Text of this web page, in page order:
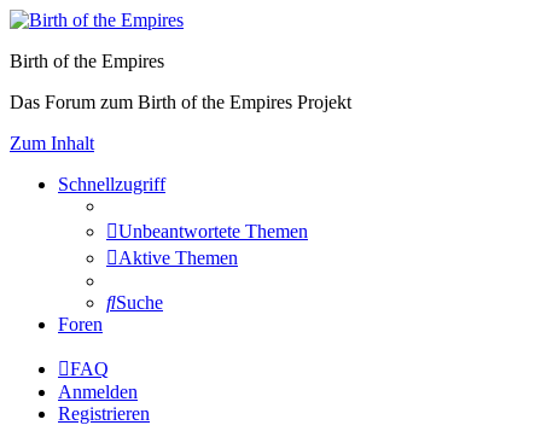
Birth of the Empires
Das Forum zum Birth of the Empires Projekt
Zum Inhalt
Schnellzugriff
Unbeantwortete Themen
Aktive Themen
Suche
Foren
FAQ
Anmelden
Registrieren